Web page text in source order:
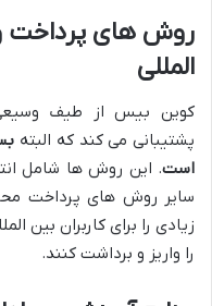
روش های پرداخت
المللی
کوین بیس از طیف
پشتیبانی می کند که البته
است. این روش ها شامل
سایر روش های پرداخت
زیادی را برای کاربران بین
را واریز و برداشت کنند.